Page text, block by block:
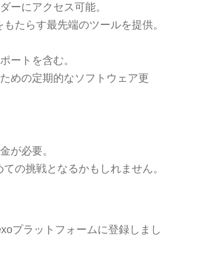
ーにアクセス可能。
たらす最先端のツールを提供。
ートを含む。
めの定期的なソフトウェア更
が必要。
の挑戦となるかもしれません。
プラットフォームに登録しまし